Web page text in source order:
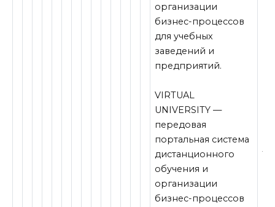
организации
бизнес-процессов
для учебных
заведений и
предприятий.
VIRTUAL
UNIVERSITY —
передовая
портальная система
дистанционного
обучения и
организации
бизнес-процессов